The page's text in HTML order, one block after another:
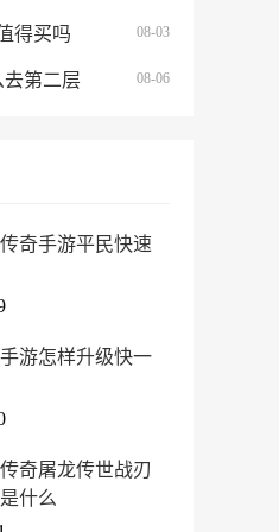
得买吗 08-03
第二层 08-06
奇手游平民快速
游怎样升级快一
奇屠龙传世战刃
什么